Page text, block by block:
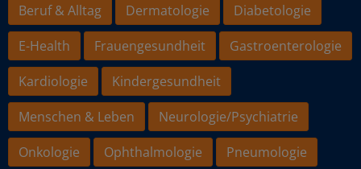
Beruf & Alltag
Dermatologie
Diabetologie
E-Health
Frauengesundheit
Gastroenterologie
Kardiologie
Kindergesundheit
Menschen & Leben
Neurologie/Psychiatrie
Onkologie
Ophthalmologie
Pneumologie